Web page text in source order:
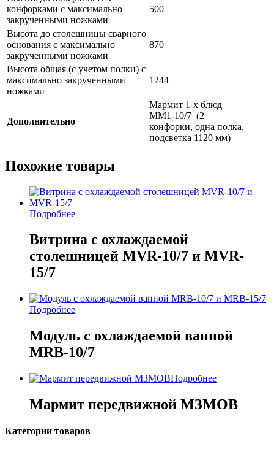
конфорками с максимально
закрученными ножками
500
Высота до столешницы сварного
основания с максимально
закрученными ножками
870
Высота общая (с учетом полки) с
максимально закрученными
ножками
1244
Дополнительно
Мармит 1-х блюд
MM1-10/7 (2
конфорки, одна полка,
подсветка 1120 мм)
Похожие товары
Подробнее
Витрина с охлаждаемой
столешницей MVR-10/7 и MVR-
15/7
Подробнее
Модуль с охлаждаемой ванной
МRB-10/7
Подробнее
Мармит передвижной МЗМОВ
Категории товаров